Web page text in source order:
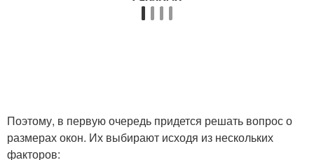
Поэтому, в первую очередь придется решать вопрос о
размерах окон. Их выбирают исходя из нескольких
факторов: